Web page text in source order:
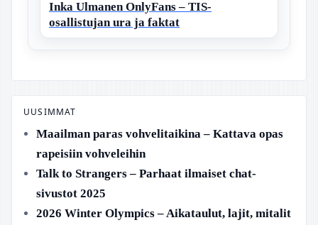
Inka Ulmanen OnlyFans – TIS-
osallistujan ura ja faktat
UUSIMMAT
Maailman paras vohvelitaikina – Kattava opas
rapeisiin vohveleihin
Talk to Strangers – Parhaat ilmaiset chat-
sivustot 2025
2026 Winter Olympics – Aikataulut, lajit, mitalit